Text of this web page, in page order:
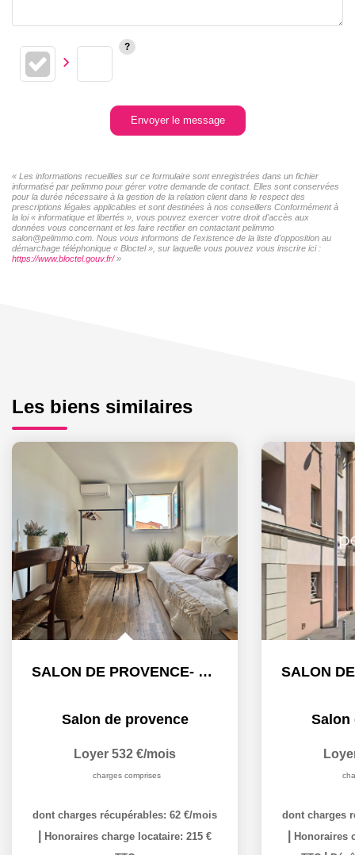
Envoyer le message
« Les informations recueillies sur ce formulaire sont enregistrées dans un fichier
informatisé par pelimmo pour gérer votre demande de contact. Elles sont conservées
pour la durée nécessaire à la gestion de la relation client dans le respect des
prescriptions légales applicables et sont destinées à nos conseillers Conformément à
la loi « informatique et libertés », vous pouvez exercer votre droit d'accès aux
données vous concernant et les faire rectifier en contactant pelimmo
salon@pelimmo.com. Nous vous informons de l'existence de la liste d'opposition au
démarchage téléphonique « Bloctel », sur laquelle vous pouvez vous inscrire ici :
https://www.bloctel.gouv.fr/»
Les biens similaires
SALON DE PROVENCE- STUDIO MEUBLE - 16.40 m2 - BAIL 9 MOIS
Salon de provence
Loyer 532 €/mois
charges comprises
dont charges récupérables: 62 €/mois
Honoraires charge locataire: 215 €
Salon
dont charges
Honoraires